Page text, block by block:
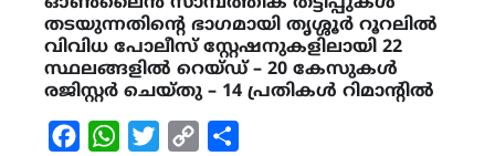
തടയുന്നതിന്റെ ഭാഗമായി തൃശ്ശൂർ റൂറലിൽ
വിവിധ പോലീസ് സ്റ്റേഷനുകളിലായി 22
സ്ഥലങ്ങളിൽ റെയ്ഡ് – 20 കേസുകൾ
രജിസ്റ്റർ ചെയ്തു – 14 പ്രതികൾ റിമാന്റിൽ
FacebookWhatsAppTwitterCopy